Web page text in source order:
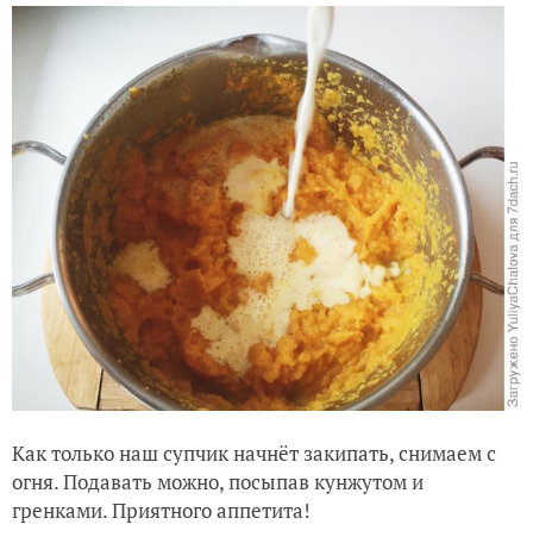
Как только наш супчик начнёт закипать, снимаем с
огня. Подавать можно, посыпав кунжутом и
гренками. Приятного аппетита!